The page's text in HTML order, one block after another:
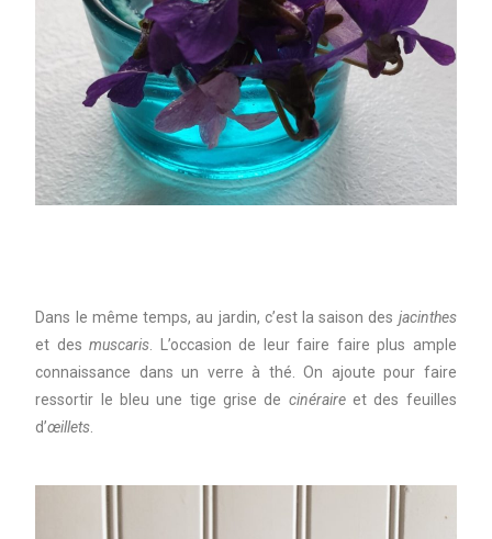
Dans le même temps, au jardin, c’est la saison des jacinthes
et desmuscaris . L’occasion de leur faire faire plus ample
connaissance dans un verre à thé. On ajoute pour faire
ressortir le bleu une tige grise de cinéraireet des feuilles
d’œillets